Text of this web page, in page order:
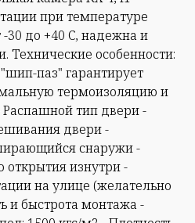
при температуре
до +40 С, надежна и
Технические особенности:
паз" гарантирует
термоизоляцию и
Распашной тип двери -
двери -
снаружи -
открытия изнутри -
на улице (желательно
и быстрота монтажа -